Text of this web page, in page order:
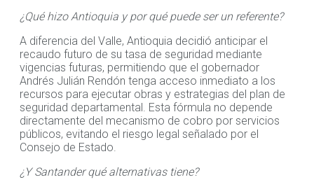
¿Qué hizo Antioquia y por qué puede ser un referente?
A diferencia del Valle, Antioquia decidió anticipar el
recaudo futuro de su tasa de seguridad mediante
vigencias futuras, permitiendo que el gobernador
Andrés Julián Rendón tenga acceso inmediato a los
recursos para ejecutar obras y estrategias del plan de
seguridad departamental. Esta fórmula no depende
directamente del mecanismo de cobro por servicios
públicos, evitando el riesgo legal señalado por el
Consejo de Estado.
¿Y Santander qué alternativas tiene?